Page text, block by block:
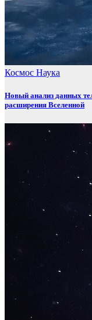
Космос Наука
Новый анализ данных
расширения Вселенной